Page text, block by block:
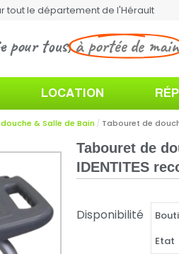
tout le département de l'Hérault
pour tous,à portée de main
LOCATION
& Salle de Bain Tabouret de
Tabouret de
IDENTITES
Disponibilité
Etat